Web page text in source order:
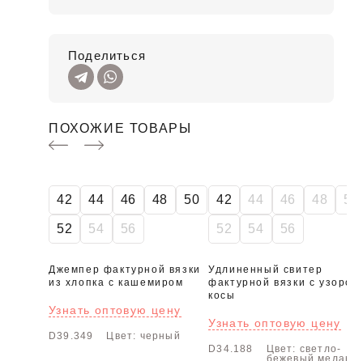
Поделиться
ПОХОЖИЕ ТОВАРЫ
42 44 46 48 50
52 54 56
Джемпер фактурной вязки
из хлопка с кашемиром
Узнать оптовую цену
D39.349 Цвет: черный
42 44 46 48 50
52 54 56
Удлиненный свитер
фактурной вязки с узором
косы
Узнать оптовую цену
D34.188
Цвет: светло-
бежевый меланж